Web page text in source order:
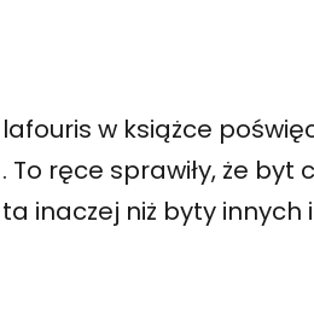
w książce
ręce sprawiły, że byt
inaczej niż byty innych